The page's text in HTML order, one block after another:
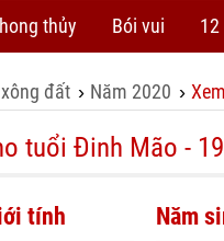
thủy Bói vui
đất › Năm 2020 ›
tuổi Đinh Mão -
tính Năm